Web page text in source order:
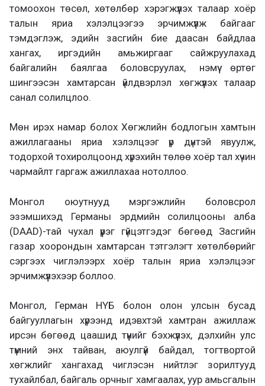
томоохон төсөл, хөтөлбөр хэрэгжүүлэх талаар хоёр
талын яриа хэлэлцээгээ эрчимжүүлж байгааг
тэмдэглэж, эдийн засгийн бие даасан байдлаа
хангах, иргэдийн амьжиргааг сайжруулахад
байгалийн баялгаа боловсруулах, нэмүү өртөг
шингээсэн хамтарсан үйлдвэрлэл хөгжүүлэх талаар
санал солилцлоо.
Мөн ирэх намар болох Хөгжлийн бодлогын хамтын
ажиллагааны яриа хэлэлцээг үр дүнтэй явуулж,
тодорхой тохиролцоонд хүрэхийн төлөө хоёр тал хүчин
чармайлт гаргаж ажиллахаа нотоллоо.
Монгол оюутнууд мэргэжлийн боловсрол
эзэмшихэд Германы эрдмийн солилцооны алба
(DAAD)-тай чухал үүрэг гүйцэтгэдэг бөгөөд Засгийн
газар хоорондын хамтарсан тэтгэлэгт хөтөлбөрийг
сэргээх чиглэлээрх хоёр талын яриа хэлэлцээг
эрчимжүүлэхээр боллоо.
Монгол, Герман НҮБ болон олон улсын бусад
байгууллагын хүрээнд идэвхтэй хамтран ажиллаж
ирсэн бөгөөд цаашид түүнийг бэхжүүлэх, дэлхийн улс
түмний энх тайван, аюулгүй байдал, тогтвортой
хөгжлийг хангахад чиглэсэн нийтлэг зорилтууд
тухайлбал, байгаль орчныг хамгаалах, уур амьсгалын